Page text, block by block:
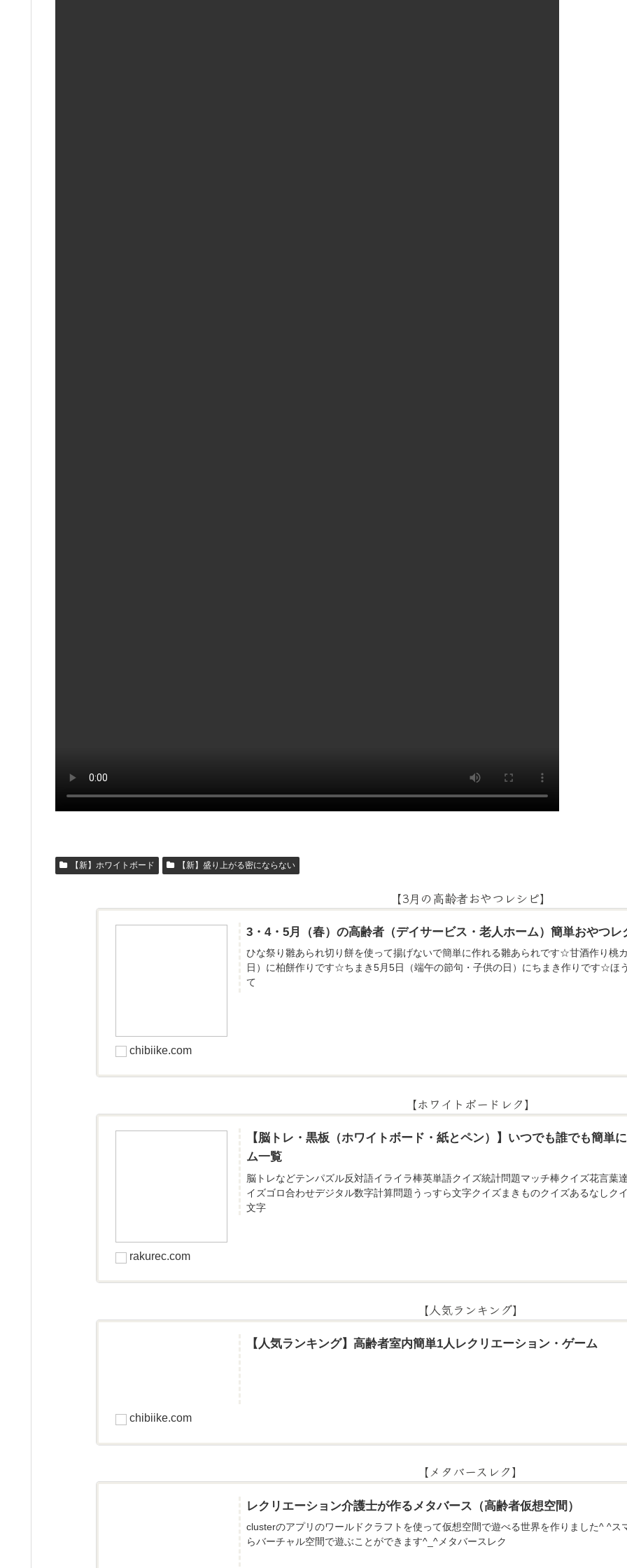
【新】ホワイトボード 【新】盛り上がる密にならない
【3月の高齢者おやつレシピ】
3・4・5月（春）の高齢者（デイサービス・老人ホーム）簡単おやつレ
ひな祭り雛あられ切り餅を使って揚げないで簡単に作れる雛あられです☆甘酒作り桃
日）に柏餅作りです☆ちまき5月5日（端午の節句・子供の日）にちまき作りです☆ほ
て
chibiike.com
【ホワイトボードレク】
【脳トレ・黒板（ホワイトボード・紙とペン）】いつでも誰でも簡単
ム一覧
脳トレなどテンパズル反対語イライラ棒英単語クイズ統計問題マッチ棒クイズ花言葉
イズゴロ合わせデジタル数字計算問題うっすら文字クイズまきものクイズあるなしク
文字
rakurec.com
【人気ランキング】
【人気ランキング】高齢者室内簡単1人レクリエーション・ゲーム
chibiike.com
【メタバースレク】
レクリエーション介護士が作るメタバース（高齢者仮想空間）
clusterのアプリのワールドクラフトを使って仮想空間で遊べる世界を作りました^ ^
らバーチャル空間で遊ぶことができます^_^メタバースレク